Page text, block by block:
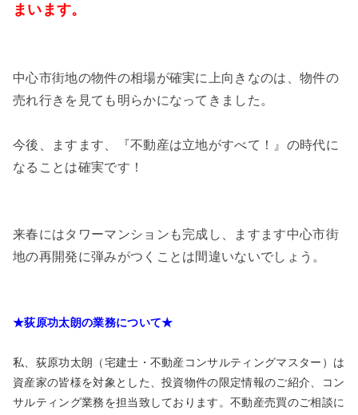
まいます。
中心市街地の物件の相場が確実に上向きなのは、物件の
売れ行きを見ても明らかになってきました。
今後、ますます、『不動産は立地がすべて！』の時代に
なることは確実です！
来春にはタワーマンションも完成し、ますます中心市街
地の再開発に弾みがつくことは間違いないでしょう。
★荻原功太朗の業務について★
私、荻原功太朗（宅建士・不動産コンサルティングマスター）は
資産家の皆様を対象とした、投資物件の限定情報のご紹介、コン
サルティング業務を担当致しております。不動産売買のご相談に